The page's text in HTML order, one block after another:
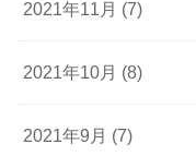
2021年11月 (7)
2021年10月 (8)
2021年9月 (7)